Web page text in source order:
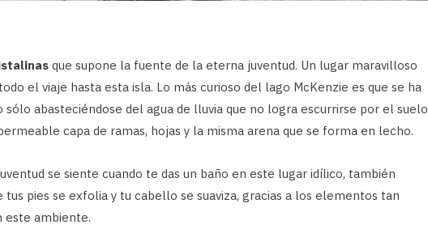
que supone la fuente de la eterna juventud. Un lugar maravilloso
el viaje hasta esta isla. Lo más curioso del lago McKenzie es que se ha
sólo abasteciéndose del agua de lluvia que no logra escurrirse por el suelo
capa de ramas, hojas y la misma arena que se forma en lecho.
se siente cuando te das un baño en este lugar idílico, también
tus pies se exfolia y tu cabello se suaviza, gracias a los elementos tan
este ambiente.